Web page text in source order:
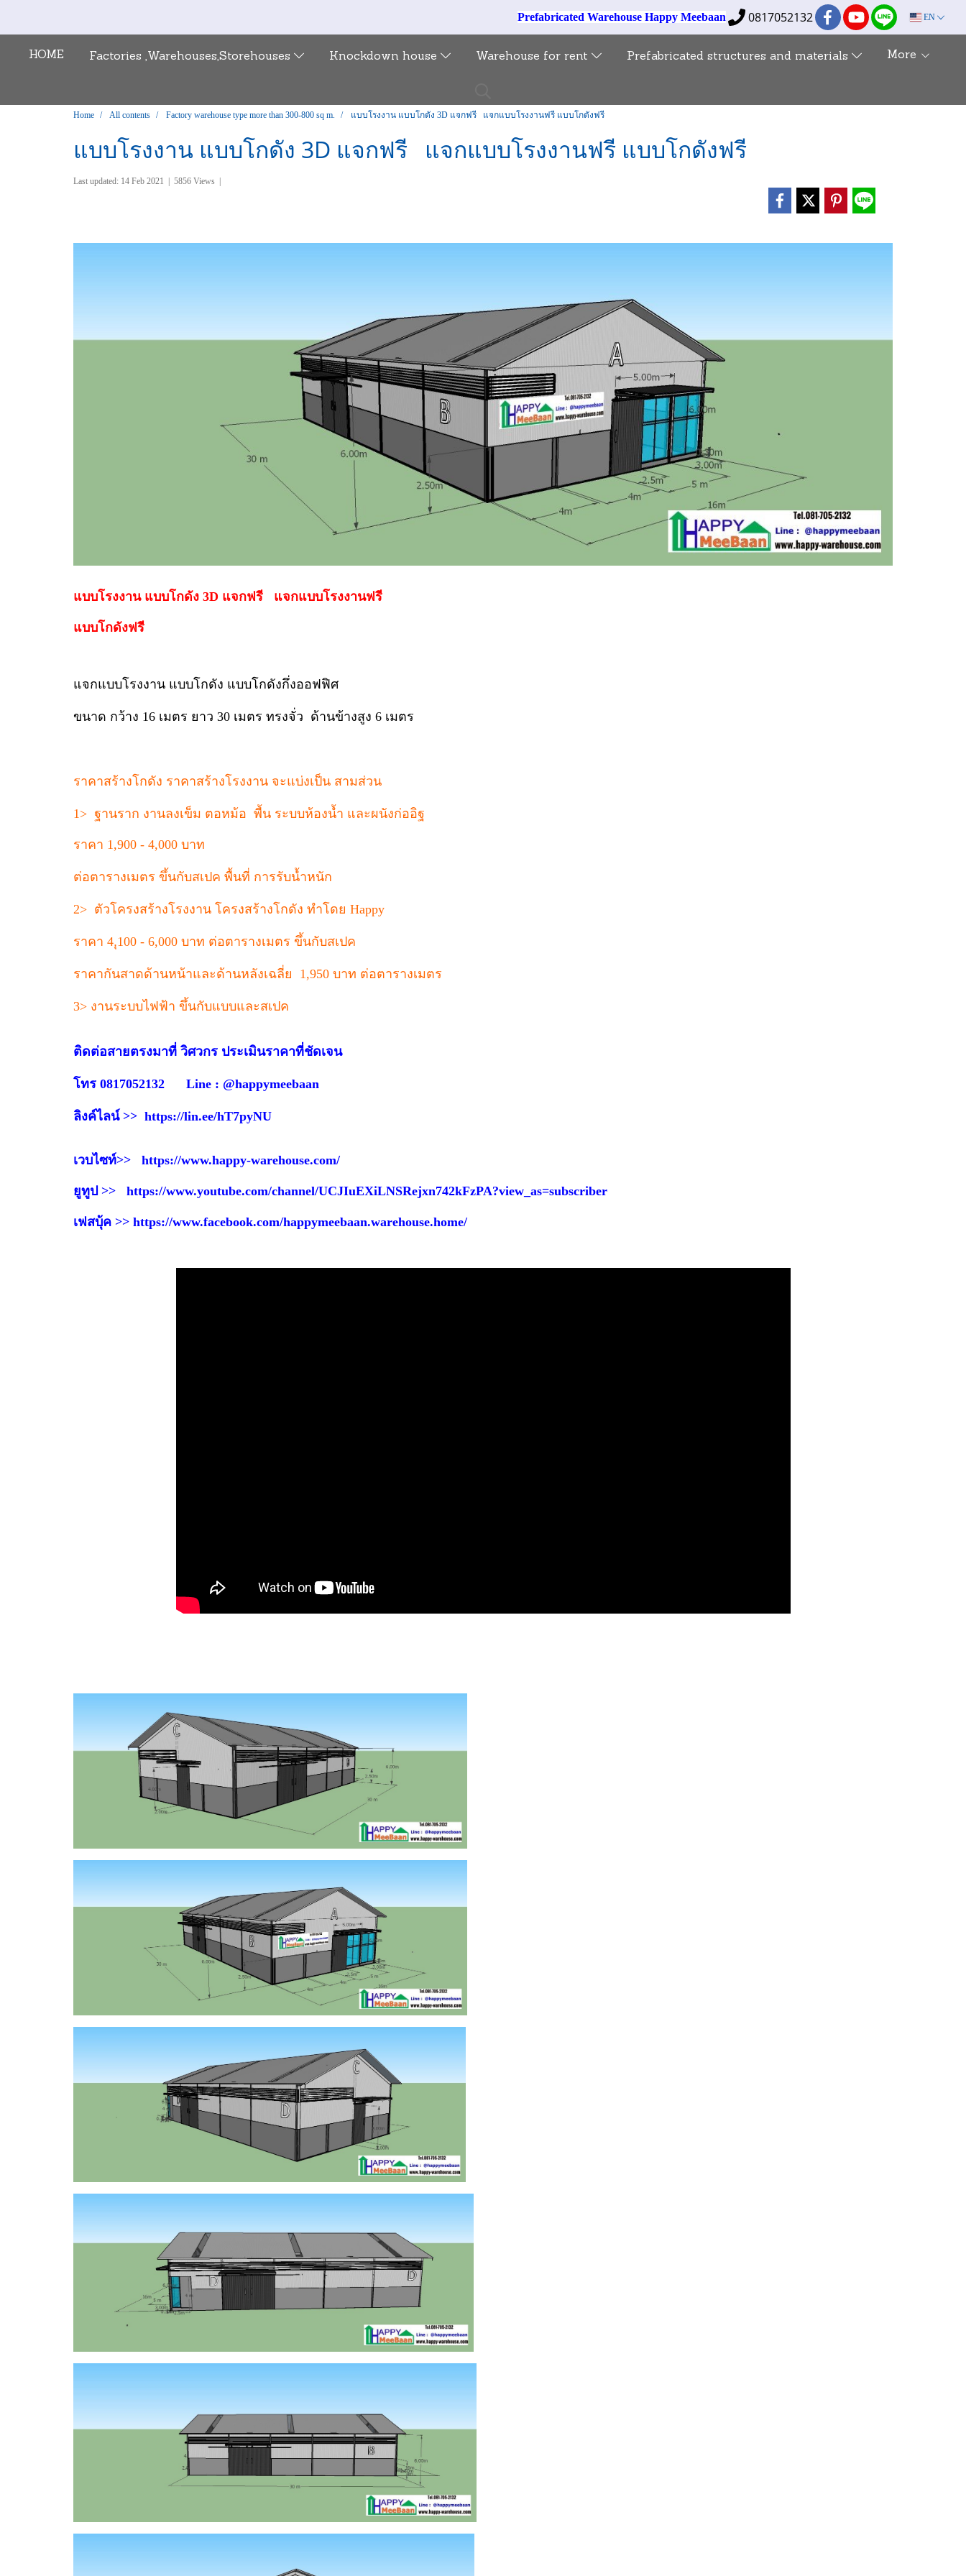
Prefabricated Warehouse Happy Meebaan 0817052132 EN
HOME Factories ,Warehouses,Storehouses Knockdown house Warehouse for rent Prefabricated structures and materials More
Home All contents Factory warehouse type more than 300-800 sq m. แบบโรงงาน แบบโกดัง 3D แจกฟรี แจกแบบโรงงานฟรี แบบโกดังฟรี
แบบโรงงาน แบบโกดัง 3D แจกฟรี แจกแบบโรงงานฟรี แบบโกดังฟรี
Last updated: 14 Feb 2021 5856 Views
แบบโรงงาน แบบโกดัง 3D แจกฟรี แจกแบบโรงงานฟรี
แบบโกดังฟรี
แจกแบบโรงงาน แบบโกดัง แบบโกดังกึ่งออฟฟิศ
ขนาด กว้าง 16 เมตร ยาว 30 เมตร ทรงจั่ว ด้านข้างสูง 6 เมตร
ราคาสร้างโกดัง ราคาสร้างโรงงาน จะแบ่งเป็น สามส่วน
1> ฐานราก งานลงเข็ม ตอหม้อ พื้น ระบบห้องน้ำ และผนังก่ออิฐ
ราคา 1,900 - 4,000 บาท
ต่อตารางเมตร ขึ้นกับสเปค พื้นที่ การรับน้ำหนัก
2> ตัวโครงสร้างโรงงาน โครงสร้างโกดัง ทำโดย Happy
ราคา 4,ุ100 - 6,000 บาท ต่อตารางเมตร ขึ้นกับสเปค
ราคากันสาดด้านหน้าและด้านหลังเฉลี่ย 1,950 บาท ต่อตารางเมตร
3> งานระบบไฟฟ้า ขึ้นกับแบบและสเปค
ติดต่อสายตรงมาที่ วิศวกร ประเมินราคาที่ชัดเจน
โทร 0817052132 Line : @happymeebaan
ลิงค์ไลน์ >> https://lin.ee/hT7pyNU
เวบไซท์>> https://www.happy-warehouse.com/
ยูทูป >> https://www.youtube.com/channel/UCJIuEXiLNSRejxn742kFzPA?view_as=subscriber
เฟสบุ้ค >> https://www.facebook.com/happymeebaan.warehouse.home/